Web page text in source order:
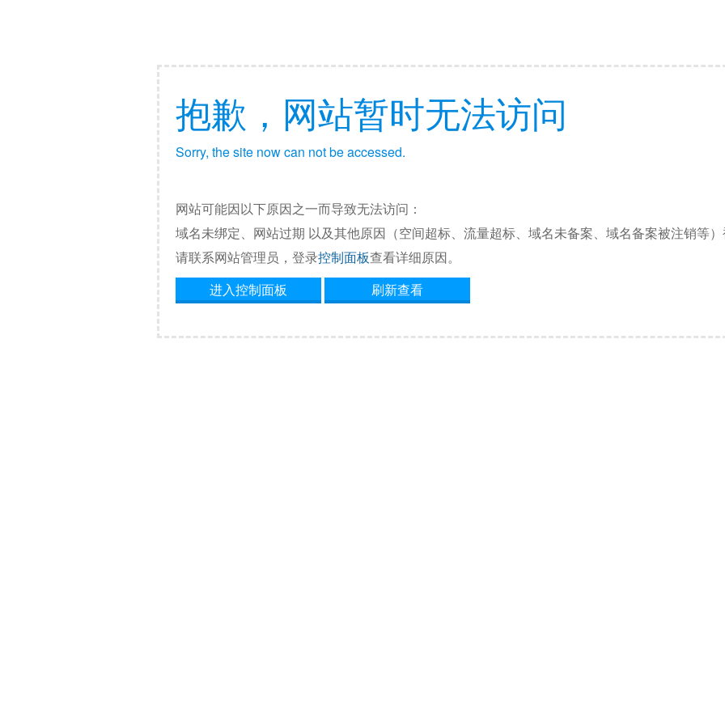
抱歉，网站暂时无法访问
Sorry, the site now can not be accessed.
网站可能因以下原因之一而导致无法访问：
域名未绑定、网站过期 以及其他原因（空间超标、流量超标、域名未备案、域名备案被注销等）
请联系网站管理员，登录控制面板查看详细原因。
进入控制面板
刷新查看